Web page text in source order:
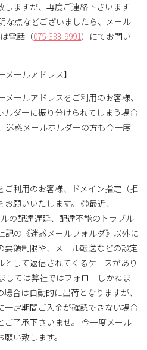
しますが、再度ご連絡下さいます
な点などございましたら、メール
電話（075-333-9991）にてお問い
ールアドレス】
ールアドレスをご利用のお客様、
ルダーに振り分けられてしまう場合
迷惑メールホルダーの方も今一度
利用のお客様、ドメイン指定（拒
願いいたします。 ◎最近、
の配達遅延、配達不能のトラブル
記の《迷惑メールフォルダ》以外に
要領制限や、メール転送などの設定
して返信されてくるケースがあり
しては弊社ではフォローしかねま
合は自動的に出荷となりますが、
一定期間ご入金が確認できない場合
ご了承下さいませ。 今一度メール
い致します。